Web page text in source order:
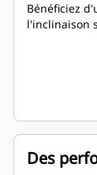
Bénéficiez
l'inclinaison
Des